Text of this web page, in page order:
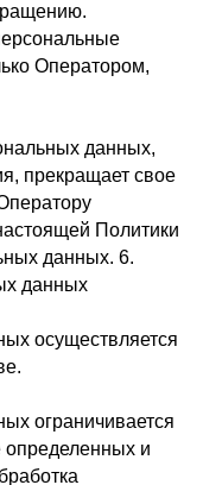
Оператором,
данных,
прекращает свое
Политики
данных. 6.
данных
осуществляется
ограничивается
определенных и